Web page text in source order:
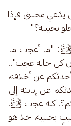
يدّعي محبتي فإذا
بحبيبه؟"
ﷺ: "ما أعجب ما
كل حاله عجب"..
عن أخلاقه،
عن إنابته إلى
كله عجب ﷺ.
بحبيبه، خلا هو